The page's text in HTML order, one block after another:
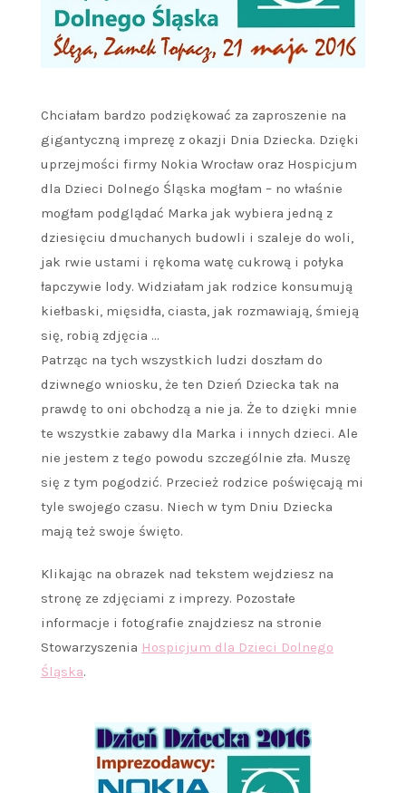
Chciałam bardzo podziękować za zaproszenie na
gigantyczną imprezę z okazji Dnia Dziecka. Dzięki
uprzejmości firmy Nokia Wrocław oraz Hospicjum
dla Dzieci Dolnego Śląska mogłam – no właśnie
mogłam podglądać Marka jak wybiera jedną z
dziesięciu dmuchanych budowli i szaleje do woli,
jak rwie ustami i rękoma watę cukrową i połyka
łapczywie lody. Widziałam jak rodzice konsumują
kiełbaski, mięsidła, ciasta, jak rozmawiają, śmieją
się, robią zdjęcia …
Patrząc na tych wszystkich ludzi doszłam do
dziwnego wniosku, że ten Dzień Dziecka tak na
prawdę to oni obchodzą a nie ja. Że to dzięki mnie
te wszystkie zabawy dla Marka i innych dzieci. Ale
nie jestem z tego powodu szczególnie zła. Muszę
się z tym pogodzić. Przecież rodzice poświęcają mi
tyle swojego czasu. Niech w tym Dniu Dziecka
mają też swoje święto.
Klikając na obrazek nad tekstem wejdziesz na
stronę ze zdjęciami z imprezy. Pozostałe
informacje i fotografie znajdziesz na stronie
Stowarzyszenia Hospicjum dla Dzieci Dolnego
Śląska.